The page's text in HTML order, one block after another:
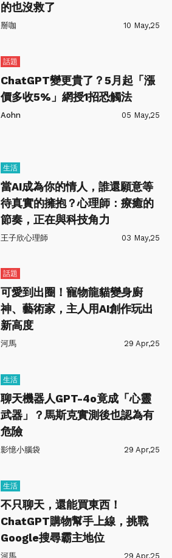
的也沒救了
掰咖 10 May,25
話題
ChatGPT變更貴了？5月起「漲
價多收5%」網授1招恐觸法
Aohn 05 May,25
生活
當AI成為你的情人，誰還願意等
待真實的擁抱？心理師：療癒的
節奏，正在與科技角力
王子欣心理師 03 May,25
話題
可愛到出圈！寵物龍貓變身廚
神、藝術家，主人用AI創作玩出
新高度
河馬 29 Apr,25
生活
聊天機器人GPT-4o竟成「心靈
武器」？馬斯克實測後也認為有
危險
影憶小腦袋 29 Apr,25
生活
不只聊天，還能買東西！
ChatGPT購物幫手上線，挑戰
Google搜尋霸主地位
河馬 29 Apr,25